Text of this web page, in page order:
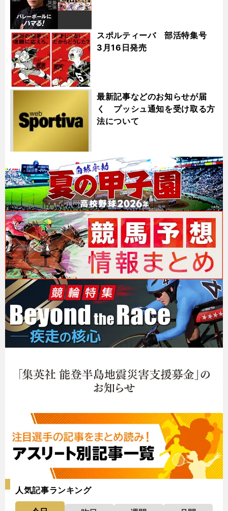
スポルティーバ 部活特集号
3月16日発売
最新記事などのお知らせが届
く プッシュ通知を受け取る方
法について
人気記事ランキング